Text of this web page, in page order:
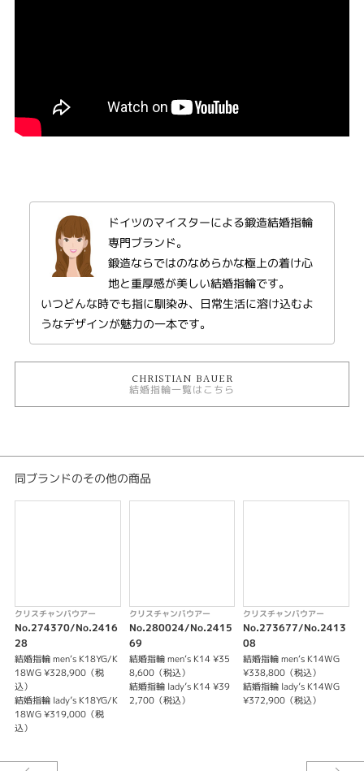
テイスト
※選ばれる素材によって価格が変わります。
ドイツのマイスターによる鍛造結婚指輪
専門ブランド。
鍛造ならではのなめらかな極上の着け心
地と重厚感が美しい結婚指輪です。
いつどんな時でも指に馴染み、日常生活に溶け込むよ
うなデザインが魅力の一本です。
CHRISTIAN BAUER
結婚指輪一覧はこちら
同ブランドのその他の商品
クリスチャンバウアー
No.274370/No.2416
28
結婚指輪 men‘s K18YG/K
18WG ¥328,900（税
込）
結婚指輪 lady’s K18YG/K
18WG ¥319,000（税
込）
クリスチャンバウアー
No.280024/No.2415
69
結婚指輪 men‘s K14 ¥35
8,600（税込）
結婚指輪 lady’s K14 ¥39
2,700（税込）
クリスチャンバウアー
No.273677/No.2413
08
結婚指輪 men‘s K14WG
¥338,800（税込）
結婚指輪 lady’s K14WG
¥372,900（税込）